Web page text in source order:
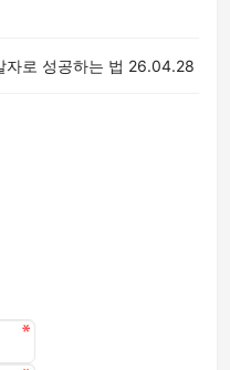
자로 성공하는 법 26.04.28